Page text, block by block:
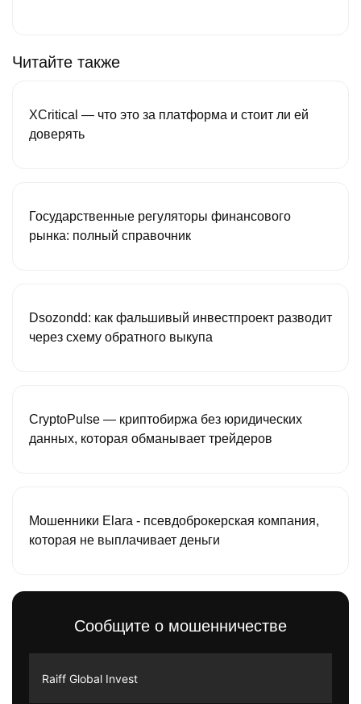
Читайте также
XCritical — что это за платформа и стоит ли ей
доверять
Государственные регуляторы финансового
рынка: полный справочник
Dsozondd: как фальшивый инвестпроект разводит
через схему обратного выкупа
CryptoPulse — криптобиржа без юридических
данных, которая обманывает трейдеров
Мошенники Elara - псевдоброкерская компания,
которая не выплачивает деньги
Сообщите о мошенничестве